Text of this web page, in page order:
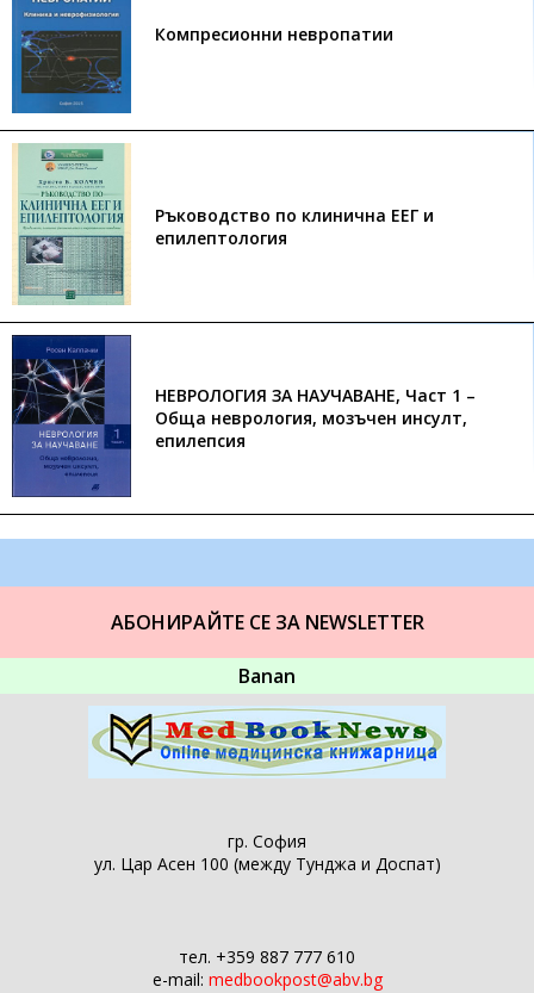
Компресионни невропатии
Ръководство по клинична ЕЕГ и
епилептология
НЕВРОЛОГИЯ ЗА НАУЧАВАНЕ, Част 1 –
Обща неврология, мозъчен инсулт,
епилепсия
АБОНИРАЙТЕ СЕ ЗА NEWSLETTER
Banan
гр. София
ул. Цар Асен 100 (между Тунджа и Доспат)
тел. +359 887 777 610
e-mail: medbookpost@abv.bg